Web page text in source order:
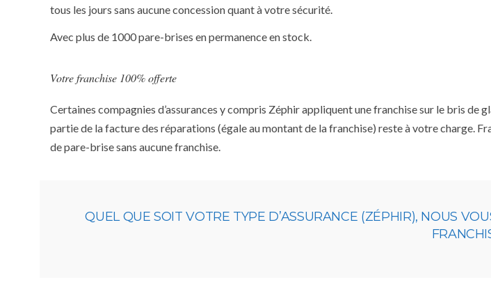
tous les jours sans aucune concession quant à votre sécurité.
Avec plus de 1000 pare-brises en permanence en stock.
Votre franchise 100% offerte
Certaines compagnies d’assurances y compris Zéphir appliquent une franchise sur le bris de
partie de la facture des réparations (égale au montant de la franchise) reste à votre charge.
de pare-brise sans aucune franchise.
QUEL QUE SOIT VOTRE TYPE D’ASSURANCE (ZÉPHIR), NOUS